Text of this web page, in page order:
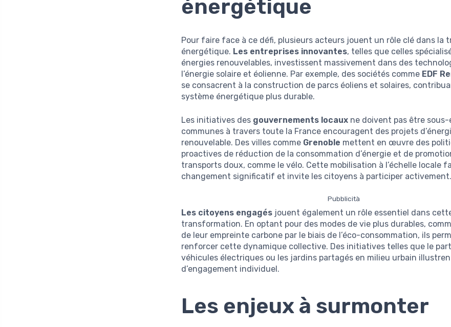
énergétique
Pour faire face à ce défi, plusieurs acteurs jouent un rôle clé dans la
énergétique. Les entreprises innovantes, telles que celles
énergies renouvelables, investissent massivement dans des
l’énergie solaire et éolienne. Par exemple, des sociétés comme EDF
se consacrent à la construction de parcs éoliens et solaires,
système énergétique plus durable.
Les initiatives des gouvernements locaux ne doivent pas être sous-
communes à travers toute la France encouragent des projets
renouvelable. Des villes comme Grenoble mettent en œuvre des
proactives de réduction de la consommation d’énergie et de
transports doux, comme le vélo. Cette mobilisation à l’échelle locale
changement significatif et invite les citoyens à participer activement.
Pubblicità
Les citoyens engagés jouent également un rôle essentiel dans
transformation. En optant pour des modes de vie plus durables,
de leur empreinte carbone par le biais de l’éco-consommation, ils
renforcer cette dynamique collective. Des initiatives telles que le
véhicules électriques ou les jardins partagés en milieu urbain
d’engagement individuel.
Les enjeux à surmonter